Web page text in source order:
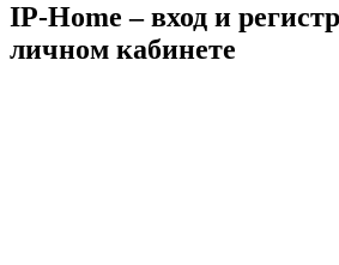
IP-Home – вход и
личном кабинете